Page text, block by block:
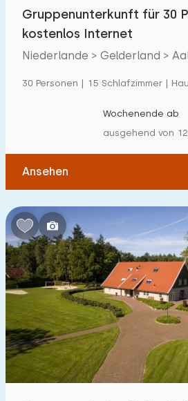
Ferienbauernhof
Villa
Kinderfreundlich
Kindermöbel
Eingezäunter Garten
Spielgeräte im Garten
Hallenbad
Freibad
Kinderanimation
Kindereinrichtungen im Park
Gruppenunterkunft für 30
kostenlos Internet
Niederlande > Gelderland >
30 Personen | 15 Schlafzimmer |
Wochenende ab
ausgehend von
Ansehen